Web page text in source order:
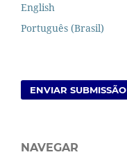
English
Português (Brasil)
ENVIAR SUBMISSÃO
NAVEGAR